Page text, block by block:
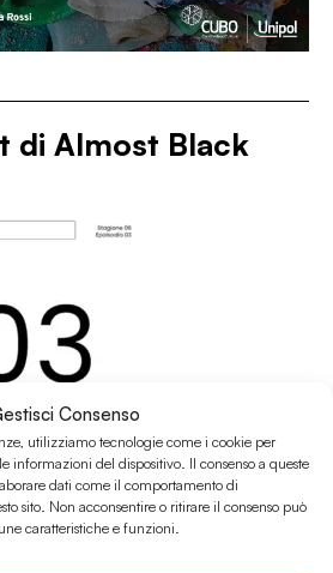
Consenso
utilizziamo tecnologie come i cookie per
informazioni del dispositivo. Il consenso a queste
dati come il comportamento di
sito. Non acconsentire o ritirare il consenso può
caratteristiche e funzioni.
di Almost Black